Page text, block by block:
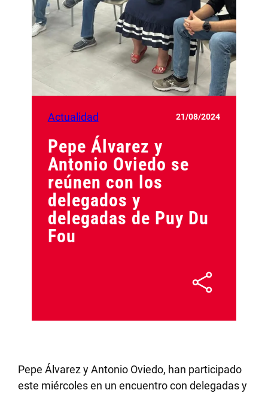
Actualidad 21/08/2024
Pepe Álvarez y
Antonio Oviedo se
reúnen con los
delegados y
delegadas de Puy Du
Fou
Pepe Álvarez y Antonio Oviedo, han participado
este miércoles en un encuentro con delegadas y